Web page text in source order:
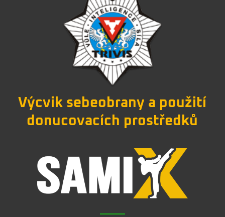
Výcvik sebeobrany a použití
donucovacích prostředků